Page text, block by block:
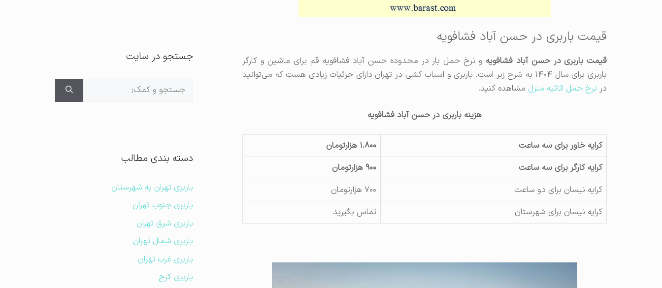
قیمت باربری در حسن آباد فشافویه
قیمت باربری در حسن آباد فشافویه و نرخ حمل بار در محدوده حسن آباد فشافویه قم برای ماشین و کارگر
باربری برای سال ۱۴۰۴ به شرح زیر است. باربری و اسباب کشی در تهران دارای جزئیات زیادی هست که می‌توانید
در نرخ حمل اثاثیه منزل مشاهده کنید.
هزینه باربری در حسن آباد فشافویه
کرایه خاور برای سه ساعت
۱.۸۰۰ هزارتومان
کرایه کارگر برای سه ساعت
۹۰۰ هزارتومان
کرایه نیسان برای دو ساعت
۷۰۰ هزارتومان
کرایه نیسان برای شهرستان
تماس بگیرید
جستجو در سایت
جستجوی
دسته بندی مطالب
باربری تهران به شهرستان
باربری جنوب تهران
باربری شرق تهران
باربری شمال تهران
باربری غرب تهران
باربری کرج